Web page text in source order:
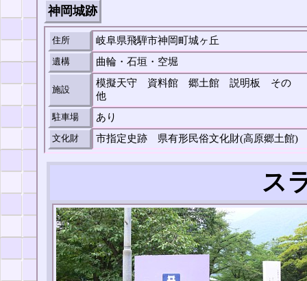
神岡城跡
住所 岐阜県飛騨市神岡町城ヶ丘
遺構 曲輪・石垣・空堀
施設
模擬天守 資料館 郷土館 説明板 その
他
駐車場 あり
文化財 市指定史跡 県有形民俗文化財(高原郷土館)
ス